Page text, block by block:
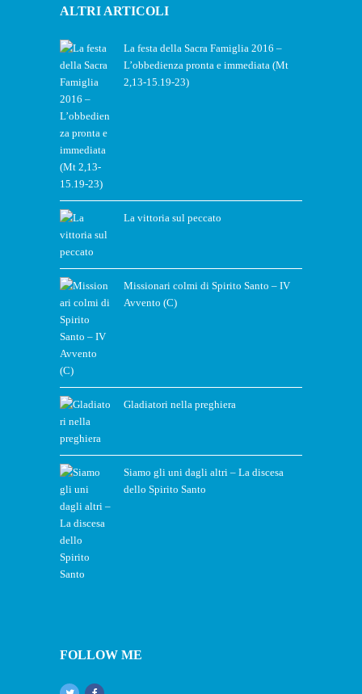
ALTRI ARTICOLI
La festa della Sacra Famiglia 2016 –
L’obbedienza pronta e immediata (Mt
2,13-15.19-23)
La vittoria sul peccato
Missionari colmi di Spirito Santo – IV
Avvento (C)
Gladiatori nella preghiera
Siamo gli uni dagli altri – La discesa
dello Spirito Santo
FOLLOW ME